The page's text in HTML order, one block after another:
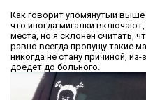
Как говорит упомянутый
что иногда мигалки
места, но я склонен считать,
равно всегда пропущу такие
никогда не стану причиной,
доедет до больного.